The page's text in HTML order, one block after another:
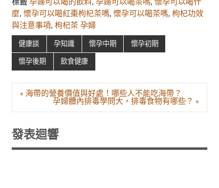
標籤 孕婦可以喝的飲料, 孕婦可以喝茶嗎, 懷孕可以喝什
麼, 懷孕可以喝紅棗枸杞茶嗎, 懷孕可以喝茶嗎, 枸杞功效
與注意事項, 枸杞茶 孕婦
健康談 孕知識 懷孕中期 懷孕初期
懷孕後期 飲食健康
文
« 海帶的營養價值與好處！哪些人不能吃海帶？
孕婦體內排毒學問大，排毒食物有哪些？ »
發表迴響